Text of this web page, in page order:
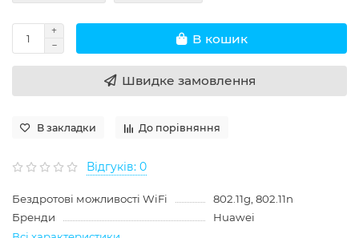
В кошик
Швидке замовлення
В закладки До порівняння
Відгуків: 0
Бездротові можливості WiFi
802.11g, 802.11n
Бренди
Huawei